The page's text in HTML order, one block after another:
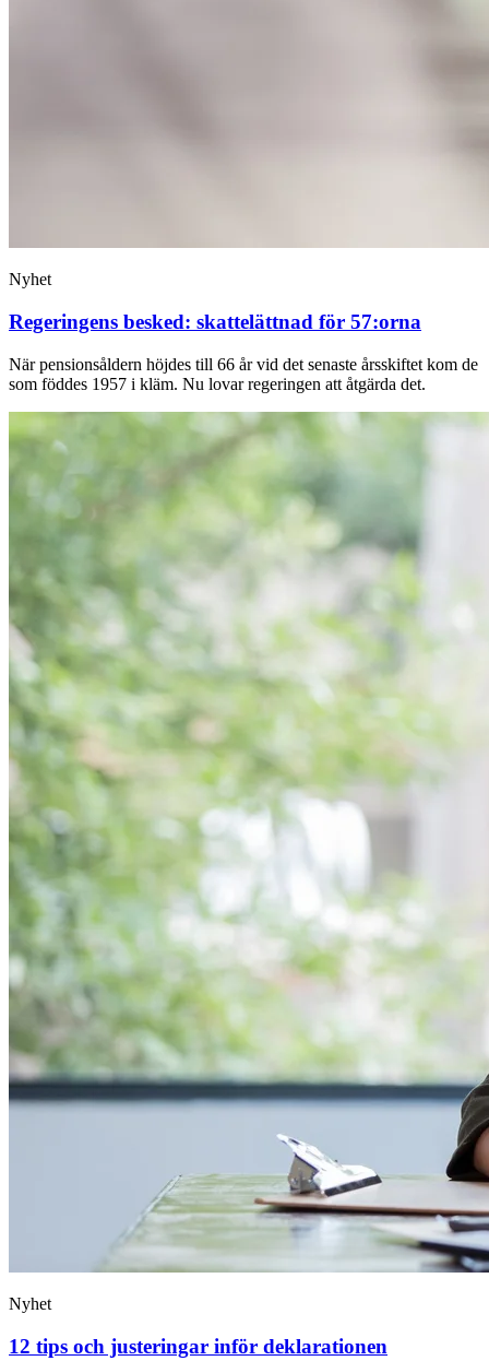
Nyhet
Regeringens besked: skattelättnad för 57:orna
När pensionsåldern höjdes till 66 år vid det senaste årsskiftet kom de
som föddes 1957 i kläm. Nu lovar regeringen att åtgärda det.
Nyhet
12 tips och justeringar inför deklarationen